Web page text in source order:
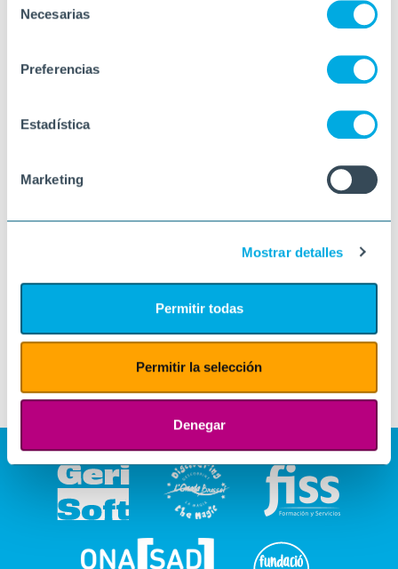
Necesarias
Preferencias
Estadística
Marketing
Mostrar detalles
Permitir todas
Permitir la selección
Denegar